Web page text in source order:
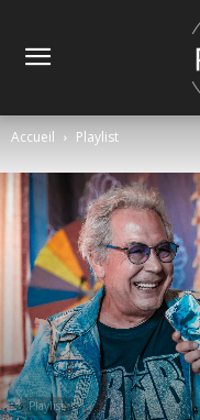
Accueil Playlist
Playlist